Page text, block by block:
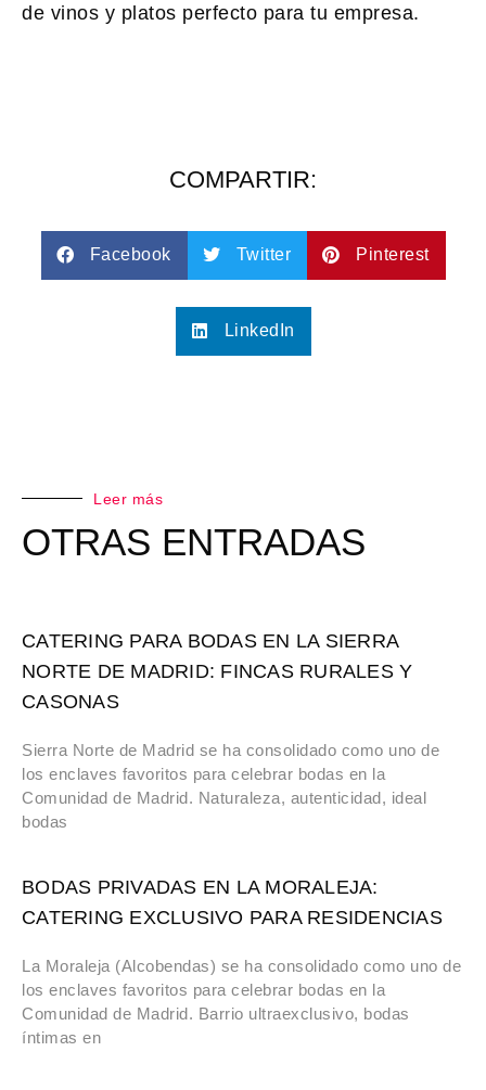
de vinos y platos perfecto para tu empresa.
COMPARTIR:
Facebook Twitter Pinterest
LinkedIn
Leer más
OTRAS ENTRADAS
CATERING PARA BODAS EN LA SIERRA
NORTE DE MADRID: FINCAS RURALES Y
CASONAS
Sierra Norte de Madrid se ha consolidado como uno de
los enclaves favoritos para celebrar bodas en la
Comunidad de Madrid. Naturaleza, autenticidad, ideal
bodas
BODAS PRIVADAS EN LA MORALEJA:
CATERING EXCLUSIVO PARA RESIDENCIAS
La Moraleja (Alcobendas) se ha consolidado como uno de
los enclaves favoritos para celebrar bodas en la
Comunidad de Madrid. Barrio ultraexclusivo, bodas
íntimas en